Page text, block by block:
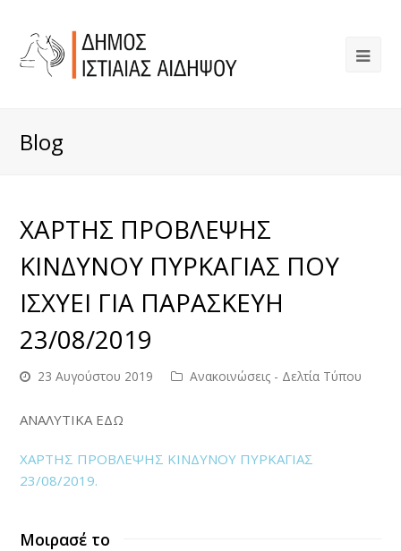
Blog
ΧΑΡΤΗΣ ΠΡΟΒΛΕΨΗΣ
ΚΙΝΔΥΝΟΥ ΠΥΡΚΑΓΙΑΣ ΠΟΥ
ΙΣΧΥΕΙ ΓΙΑ ΠΑΡΑΣΚΕΥΗ
23/08/2019
23 Αυγούστου 2019 Ανακοινώσεις - Δελτία Τύπου
ΑΝΑΛΥΤΙΚΑ ΕΔΩ
ΧΑΡΤΗΣ ΠΡΟΒΛΕΨΗΣ ΚΙΝΔΥΝΟΥ ΠΥΡΚΑΓΙΑΣ
23/08/2019.
Μοιρασέ το